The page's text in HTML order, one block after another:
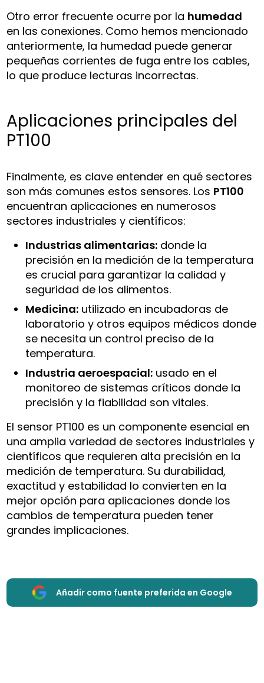
Otro error frecuente ocurre por la humedad
en las conexiones. Como hemos mencionado
anteriormente, la humedad puede generar
pequeñas corrientes de fuga entre los cables,
lo que produce lecturas incorrectas.
Aplicaciones principales del
PT100
Finalmente, es clave entender en qué sectores
son más comunes estos sensores. Los PT100
encuentran aplicaciones en numerosos
sectores industriales y científicos:
Industrias alimentarias: donde la
precisión en la medición de la temperatura
es crucial para garantizar la calidad y
seguridad de los alimentos.
Medicina: utilizado en incubadoras de
laboratorio y otros equipos médicos donde
se necesita un control preciso de la
temperatura.
Industria aeroespacial: usado en el
monitoreo de sistemas críticos donde la
precisión y la fiabilidad son vitales.
El sensor PT100 es un componente esencial en
una amplia variedad de sectores industriales y
científicos que requieren alta precisión en la
medición de temperatura. Su durabilidad,
exactitud y estabilidad lo convierten en la
mejor opción para aplicaciones donde los
cambios de temperatura pueden tener
grandes implicaciones.
Añadir como fuente preferida en Google